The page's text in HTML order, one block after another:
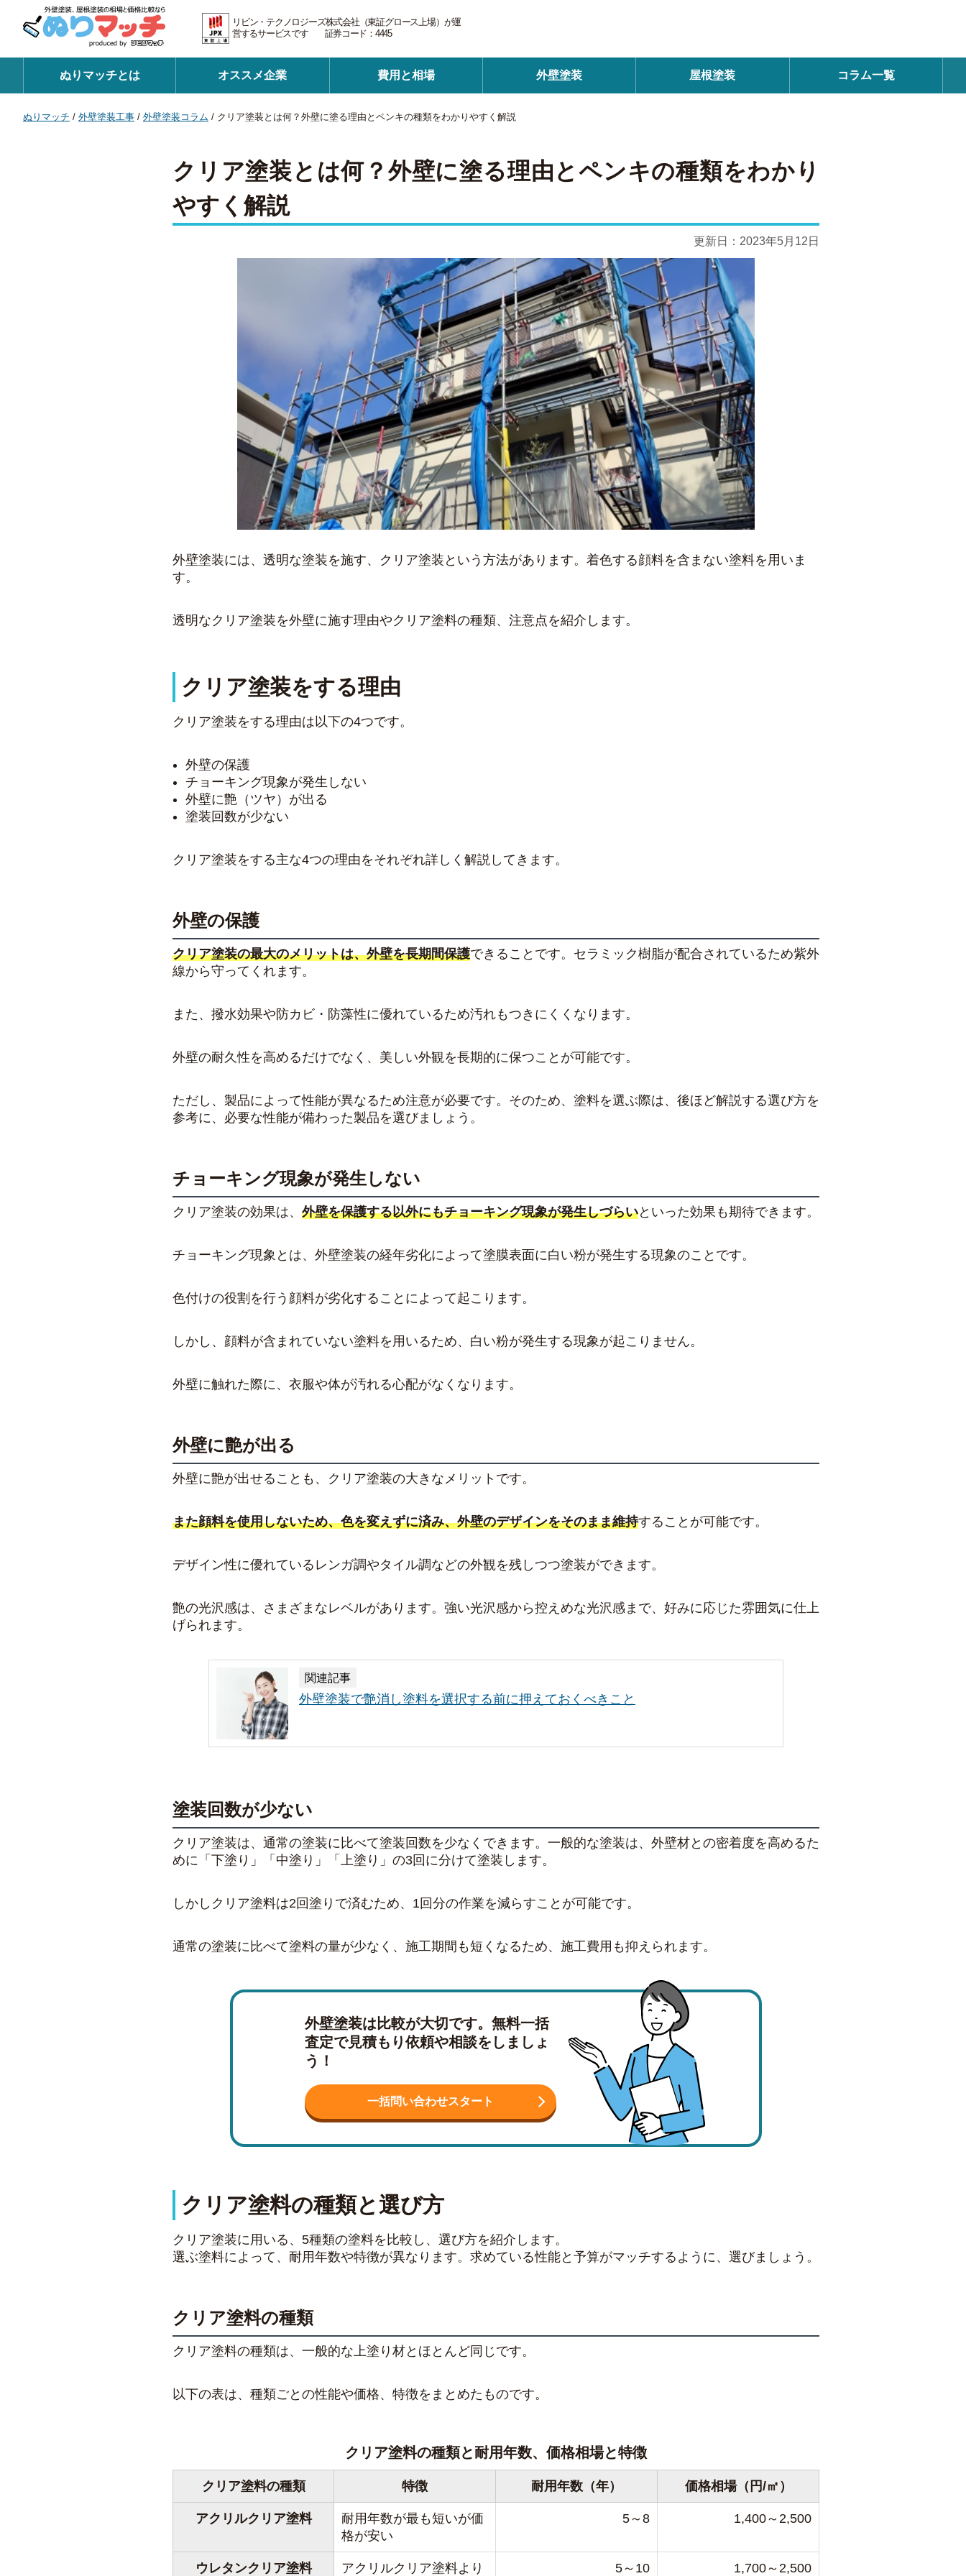
リビン・テクノロジーズ株式会社（東証グロース上場）が運
営するサービスです 証券コード：4445
ぬりマッチとは オススメ企業 費用と相場 外壁塗装 屋根塗装 コラム一覧
ぬりマッチ / 外壁塗装工事 / 外壁塗装コラム / クリア塗装とは何？外壁に塗る理由とペンキの種類をわかりやすく解説
クリア塗装とは何？外壁に塗る理由とペンキの種類をわかり
やすく解説
更新日： 2023年5月12日
外壁塗装には、透明な塗装を施す、クリア塗装という方法があります。着色する顔料を含まない塗料を用いま
す。
透明なクリア塗装を外壁に施す理由やクリア塗料の種類、注意点を紹介します。
クリア塗装をする理由
クリア塗装をする理由は以下の4つです。
外壁の保護
チョーキング現象が発生しない
外壁に艶（ツヤ）が出る
塗装回数が少ない
クリア塗装をする主な4つの理由をそれぞれ詳しく解説してきます。
外壁の保護
クリア塗装の最大のメリットは、外壁を長期間保護できることです。セラミック樹脂が配合されているため紫外
線から守ってくれます。
また、撥水効果や防カビ・防藻性に優れているため汚れもつきにくくなります。
外壁の耐久性を高めるだけでなく、美しい外観を長期的に保つことが可能です。
ただし、製品によって性能が異なるため注意が必要です。そのため、塗料を選ぶ際は、後ほど解説する選び方を
参考に、必要な性能が備わった製品を選びましょう。
チョーキング現象が発生しない
クリア塗装の効果は、 外壁を保護する以外にもチョーキング現象が発生しづらいといった効果も期待できます。
チョーキング現象とは、外壁塗装の経年劣化によって塗膜表面に白い粉が発生する現象のことです。
色付けの役割を行う顔料が劣化することによって起こります。
しかし、顔料が含まれていない塗料を用いるため、白い粉が発生する現象が起こりません。
外壁に触れた際に、衣服や体が汚れる心配がなくなります。
外壁に艶が出る
外壁に艶が出せることも、クリア塗装の大きなメリットです。
また顔料を使用しないため、色を変えずに済み、外壁のデザインをそのまま維持することが可能です。
デザイン性に優れているレンガ調やタイル調などの外観を残しつつ塗装ができます。
艶の光沢感は、さまざまなレベルがあります。強い光沢感から控えめな光沢感まで、好みに応じた雰囲気に仕上
げられます。
関連記事
外壁塗装で艶消し塗料を選択する前に押えておくべきこと
塗装回数が少ない
クリア塗装は、通常の塗装に比べて塗装回数を少なくできます。一般的な塗装は、外壁材との密着度を高めるた
めに「下塗り」「中塗り」「上塗り」の3回に分けて塗装します。
しかしクリア塗料は2回塗りで済むため、1回分の作業を減らすことが可能です。
通常の塗装に比べて塗料の量が少なく、施工期間も短くなるため、施工費用も抑えられます。
外壁塗装は比較が大切です。無料一括
査定で見積もり依頼や相談をしましょ
う！
一括問い合わせスタート
クリア塗料の種類と選び方
クリア塗装に用いる、5種類の塗料を比較し、選び方を紹介します。
選ぶ塗料によって、耐用年数や特徴が異なります。求めている性能と予算がマッチするように、選びましょう。
クリア塗料の種類
クリア塗料の種類は、一般的な上塗り材とほとんど同じです。
以下の表は、種類ごとの性能や価格、特徴をまとめたものです。
クリア塗料の種類と耐用年数、価格相場と特徴
クリア塗料の種類 特徴 耐用年数（年） 価格相場（円/㎡）
アクリルクリア塗料
耐用年数が最も短いが価
格が安い
5～8 1,400～2,500
ウレタンクリア塗料 アクリルクリア塗料より 5～10 1,700～2,500